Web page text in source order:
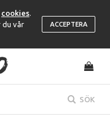
cookies
du vår
ACCEPTERA
SÖK